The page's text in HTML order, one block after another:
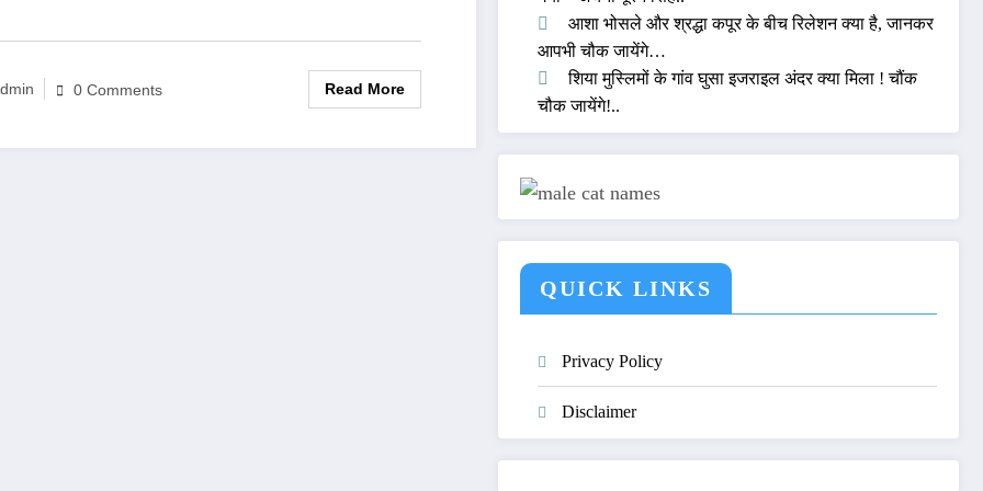
0 Comments Read More
आशा भोसले और श्रद्धा कपूर के बीच रिलेशन क्या है, जानकर
आपभी चौक जायेंगे…
शिया मुस्लिमों के गांव घुसा इजराइल अंदर क्या मिला ! चौंक
चौक जायेंगे!..
QUICK LINKS
Privacy Policy
Disclaimer